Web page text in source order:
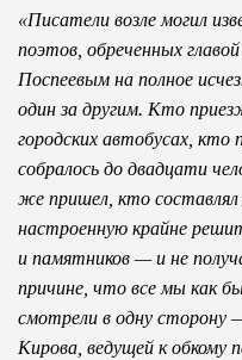
«Писатели возле могил
поэтов, обреченных
Поспеевым на полное
один за другим. Кто
городских автобусах, кто
собралось до двадцати
же пришел, кто
настроенную крайне
и памятников — и не
причине, что все мы как бы
смотрели в одну сторону
Кирова, ведущей к обкому